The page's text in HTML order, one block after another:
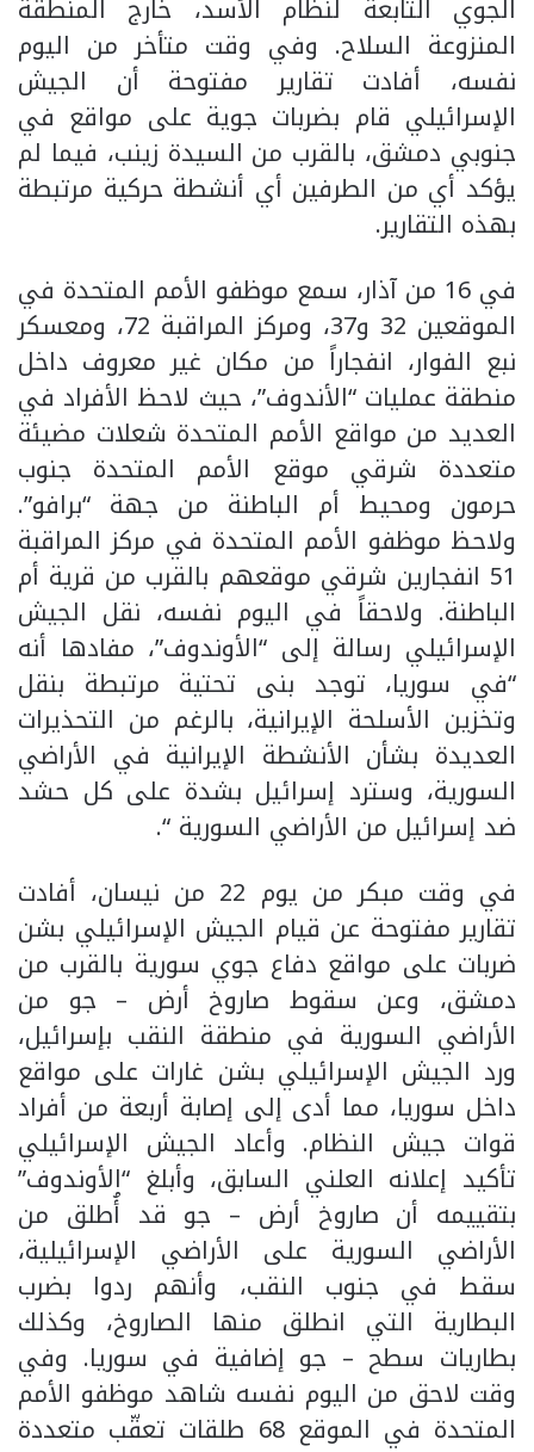
الجوي التابعة لنظام الأسد، خارج المنطقة
المنزوعة السلاح. وفي وقت متأخر من اليوم
نفسه، أفادت تقارير مفتوحة أن الجيش
الإسرائيلي قام بضربات جوية على مواقع في
جنوبي دمشق، بالقرب من السيدة زينب، فيما لم
يؤكد أي من الطرفين أي أنشطة حركية مرتبطة
بهذه التقارير.
في 16 من آذار، سمع موظفو الأمم المتحدة في
الموقعين 32 و37، ومركز المراقبة 72، ومعسكر
نبع الفوار، انفجاراً من مكان غير معروف داخل
منطقة عمليات “الأندوف”، حيث لاحظ الأفراد في
العديد من مواقع الأمم المتحدة شعلات مضيئة
متعددة شرقي موقع الأمم المتحدة جنوب
حرمون ومحيط أم الباطنة من جهة “برافو”.
ولاحظ موظفو الأمم المتحدة في مركز المراقبة
51 انفجارين شرقي موقعهم بالقرب من قرية أم
الباطنة. ولاحقاً في اليوم نفسه، نقل الجيش
الإسرائيلي رسالة إلى “الأوندوف”، مفادها أنه
“في سوريا، توجد بنى تحتية مرتبطة بنقل
وتخزين الأسلحة الإيرانية، بالرغم من التحذيرات
العديدة بشأن الأنشطة الإيرانية في الأراضي
السورية، وسترد إسرائيل بشدة على كل حشد
ضد إسرائيل من الأراضي السورية “.
في وقت مبكر من يوم 22 من نيسان، أفادت
تقارير مفتوحة عن قيام الجيش الإسرائيلي بشن
ضربات على مواقع دفاع جوي سورية بالقرب من
دمشق، وعن سقوط صاروخ أرض – جو من
الأراضي السورية في منطقة النقب بإسرائيل،
ورد الجيش الإسرائيلي بشن غارات على مواقع
داخل سوريا، مما أدى إلى إصابة أربعة من أفراد
قوات جيش النظام. وأعاد الجيش الإسرائيلي
تأكيد إعلانه العلني السابق، وأبلغ “الأوندوف”
بتقييمه أن صاروخ أرض – جو قد أُطلق من
الأراضي السورية على الأراضي الإسرائيلية،
سقط في جنوب النقب، وأنهم ردوا بضرب
البطارية التي انطلق منها الصاروخ، وكذلك
بطاريات سطح – جو إضافية في سوريا. وفي
وقت لاحق من اليوم نفسه شاهد موظفو الأمم
المتحدة في الموقع 68 طلقات تعقّب متعددة